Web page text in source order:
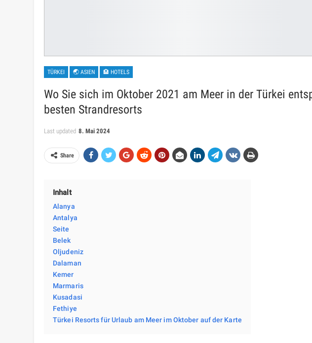
TÜRKEI 🌏 ASIEN 🏨 HOTELS
Wo Sie sich im Oktober 2021 am Meer in der Türkei
besten Strandresorts
Last updated 8. Mai 2024
Share
Inhalt
Alanya
Antalya
Seite
Belek
Oljudeniz
Dalaman
Kemer
Marmaris
Kusadasi
Fethiye
Türkei Resorts für Urlaub am Meer im Oktober auf der Karte